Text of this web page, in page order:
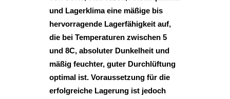
und Lagerklima eine mäßige bis
hervorragende Lagerfähigkeit auf,
die bei Temperaturen zwischen 5
und 8C, absoluter Dunkelheit und
mäßig feuchter, guter Durchlüftung
optimal ist. Voraussetzung für die
erfolgreiche Lagerung ist jedoch